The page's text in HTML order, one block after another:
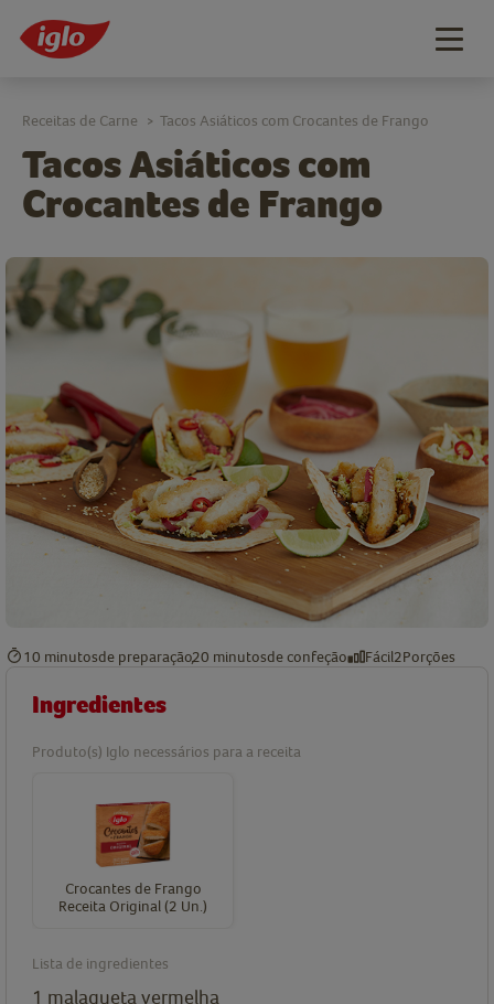
Tacos Asiáticos com
Crocantes de Frango
Receitas de Carne > Tacos Asiáticos com Crocantes de Frango
10 minutosde preparação20 minutosde confeção Fácil2Porções
Ingredientes
Produto(s) Iglo necessários para a receita
Crocantes de Frango
Receita Original (2 Un.)
Lista de ingredientes
1 malagueta vermelha